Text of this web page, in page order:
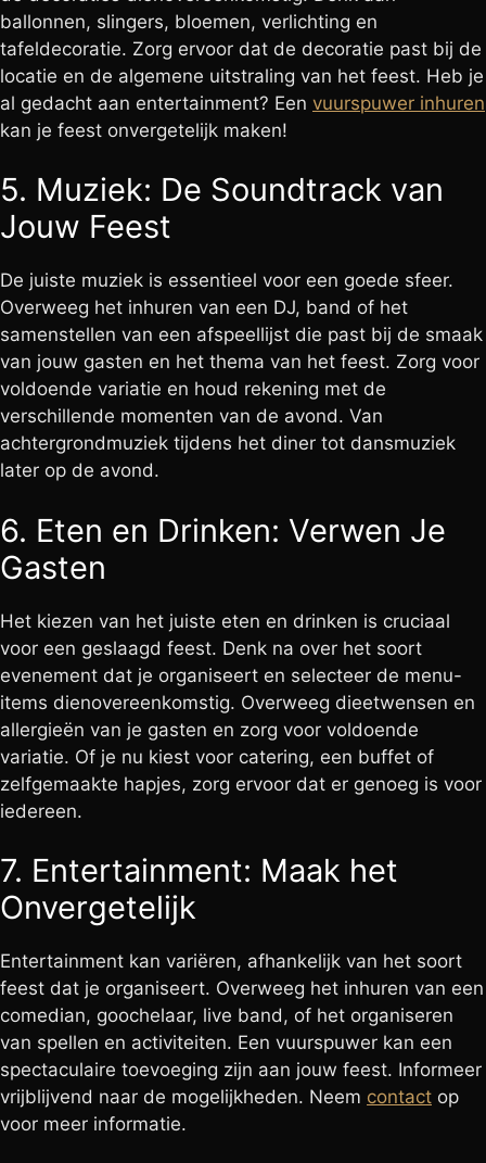
ballonnen, slingers, bloemen, verlichting en
tafeldecoratie. Zorg ervoor dat de decoratie past bij de
locatie en de algemene uitstraling van het feest. Heb je
al gedacht aan entertainment? Een vuurspuwer inhuren
kan je feest onvergetelijk maken!
5. Muziek: De Soundtrack van
Jouw Feest
De juiste muziek is essentieel voor een goede sfeer.
Overweeg het inhuren van een DJ, band of het
samenstellen van een afspeellijst die past bij de smaak
van jouw gasten en het thema van het feest. Zorg voor
voldoende variatie en houd rekening met de
verschillende momenten van de avond. Van
achtergrondmuziek tijdens het diner tot dansmuziek
later op de avond.
6. Eten en Drinken: Verwen Je
Gasten
Het kiezen van het juiste eten en drinken is cruciaal
voor een geslaagd feest. Denk na over het soort
evenement dat je organiseert en selecteer de menu-
items dienovereenkomstig. Overweeg dieetwensen en
allergieën van je gasten en zorg voor voldoende
variatie. Of je nu kiest voor catering, een buffet of
zelfgemaakte hapjes, zorg ervoor dat er genoeg is voor
iedereen.
7. Entertainment: Maak het
Onvergetelijk
Entertainment kan variëren, afhankelijk van het soort
feest dat je organiseert. Overweeg het inhuren van een
comedian, goochelaar, live band, of het organiseren
van spellen en activiteiten. Een vuurspuwer kan een
spectaculaire toevoeging zijn aan jouw feest. Informeer
vrijblijvend naar de mogelijkheden. Neem contact op
voor meer informatie.